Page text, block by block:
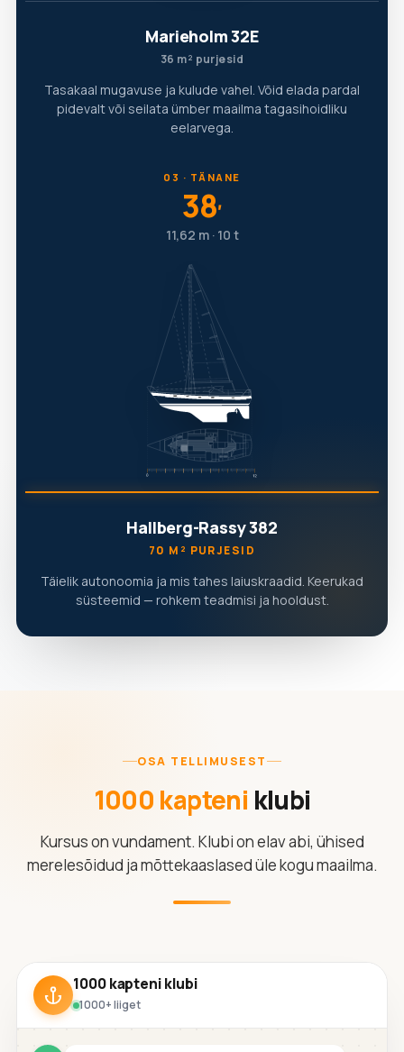
Marieholm 32E
36 m² purjesid
Tasakaal mugavuse ja kulude vahel. Võid elada pardal
pidevalt või seilata ümber maailma tagasihoidliku
eelarvega.
03 · TÄNANE
38′
11,62 m · 10 t
Hallberg-Rassy 382
70 M² PURJESID
Täielik autonoomia ja mis tahes laiuskraadid. Keerukad
süsteemid — rohkem teadmisi ja hooldust.
OSA TELLIMUSEST
1000 kapteni klubi
Kursus on vundament. Klubi on elav abi, ühised
merelesõidud ja mõttekaaslased üle kogu maailma.
1000 kapteni klubi
1000+ liiget